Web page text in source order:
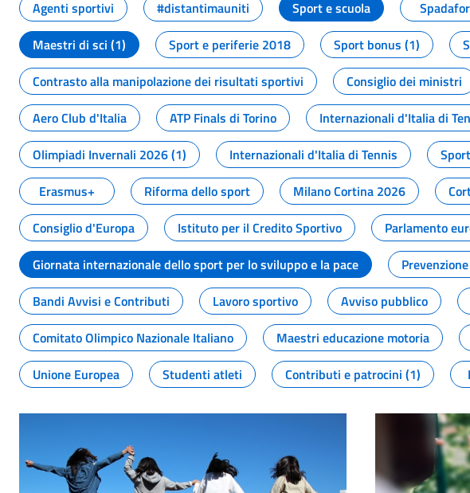
Agenti sportivi
#distantimauniti Sport e scuola
Maestri di sci (1)
Sport e periferie 2018 Sport bonus (1)
Contrasto alla manipolazione dei risultati sportivi
Consiglio dei ministri
Aero Club d'Italia
ATP Finals di Torino Internazionali d'Italia di
Olimpiadi Invernali 2026 (1)
Internazionali d'Italia di Tennis
Erasmus+
Riforma dello sport Milano Cortina 2026
Consiglio d'Europa
Istituto per il Credito Sportivo Parlamento
Giornata internazionale dello sport per lo sviluppo e la pace
Bandi Avvisi e Contributi
Lavoro sportivo Avviso pubblico
Comitato Olimpico Nazionale Italiano
Maestri educazione motoria
Unione Europea
Studenti atleti Contributi e patrocini (1)